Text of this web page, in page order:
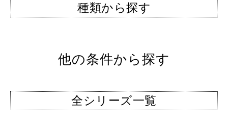
種類から探す
他の条件から探す
全シリーズ一覧